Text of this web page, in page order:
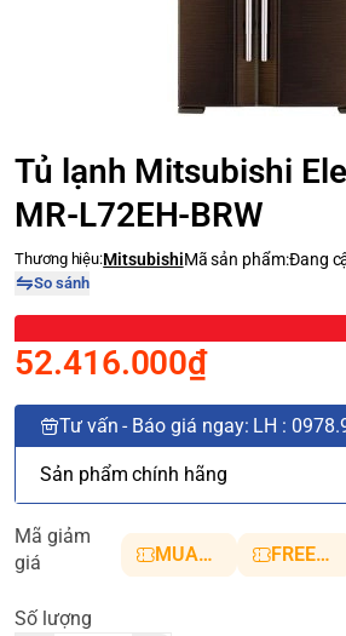
Tủ lạnh Mitsubishi
MR-L72EH-BRW
Thương hiệu:MitsubishiMã sản phẩm:Đang
So sánh
52.416.000₫
Tư vấn - Báo giá ngay: LH :
Sản phẩm chính hãng
Mã giảm
giá
MUANHANH01 FREESHIP5
Số lượng